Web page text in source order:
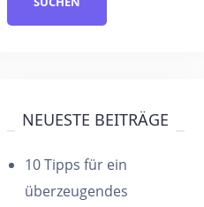
NEUESTE BEITRÄGE
10 Tipps für ein
überzeugendes